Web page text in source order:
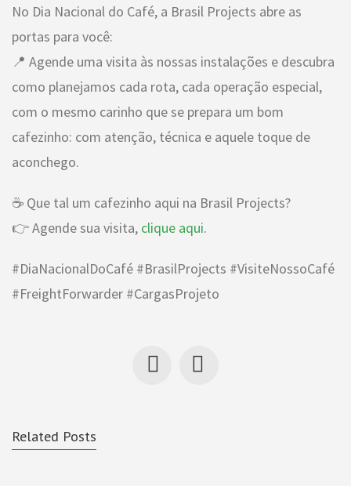
No Dia Nacional do Café, a Brasil Projects abre as
portas para você:
📍 Agende uma visita às nossas instalações e descubra
como planejamos cada rota, cada operação especial,
com o mesmo carinho que se prepara um bom
cafezinho: com atenção, técnica e aquele toque de
aconchego.
☕ Que tal um cafezinho aqui na Brasil Projects?
👉 Agende sua visita, clique aqui.
#DiaNacionalDoCafé #BrasilProjects #VisiteNossoCafé
#FreightForwarder #CargasProjeto
Related Posts